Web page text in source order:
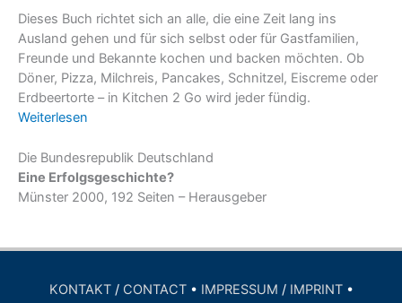
Dieses Buch richtet sich an alle, die eine Zeit lang ins
Ausland gehen und für sich selbst oder für Gastfamilien,
Freunde und Bekannte kochen und backen möchten. Ob
Döner, Pizza, Milchreis, Pancakes, Schnitzel, Eiscreme oder
Erdbeertorte – in Kitchen 2 Go wird jeder fündig.
Weiterlesen
Die Bundesrepublik Deutschland
Eine Erfolgsgeschichte?
Münster 2000, 192 Seiten – Herausgeber
KONTAKT/ CONTACT• IMPRESSUM / IMPRINT•